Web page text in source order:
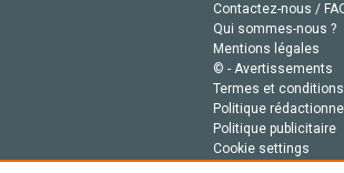
Contactez-nous /
Qui sommes-nous ?
Mentions légales
© - Avertissements
Termes et
Politique
Politique publicitaire
Cookie settings